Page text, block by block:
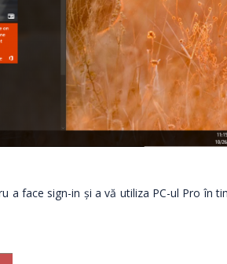
a face sign-in și a vă utiliza PC-ul Pro în